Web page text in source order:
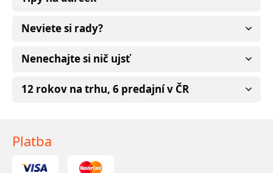
Neviete si rady?
Nenechajte si nič ujsť
12 rokov na trhu, 6 predajní v ČR
Platba